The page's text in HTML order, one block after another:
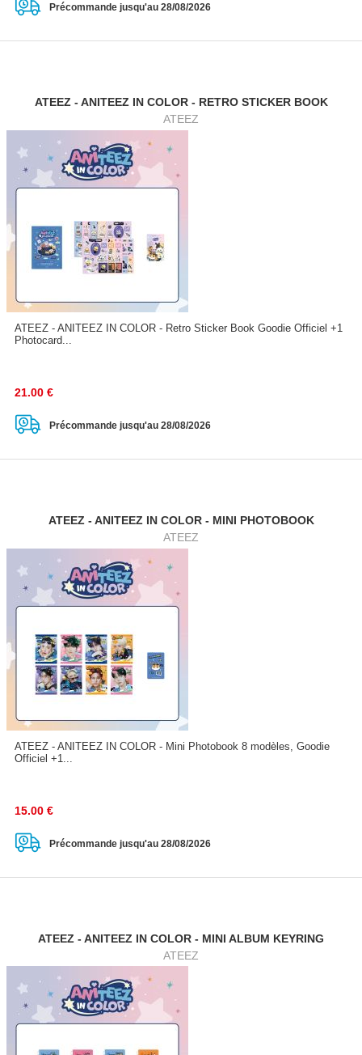
Précommande jusqu'au 28/08/2026
ATEEZ - ANITEEZ IN COLOR - RETRO STICKER BOOK
ATEEZ
ATEEZ - ANITEEZ IN COLOR - Retro Sticker Book Goodie Officiel +1
Photocard...
21.00 €
Précommande jusqu'au 28/08/2026
ATEEZ - ANITEEZ IN COLOR - MINI PHOTOBOOK
ATEEZ
ATEEZ - ANITEEZ IN COLOR - Mini Photobook 8 modèles, Goodie
Officiel +1...
15.00 €
Précommande jusqu'au 28/08/2026
ATEEZ - ANITEEZ IN COLOR - MINI ALBUM KEYRING
ATEEZ